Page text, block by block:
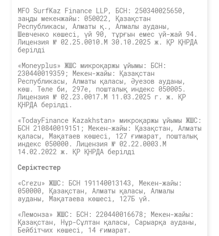
MFO SurfKaz Finance LLP, БСН: 250340025650,
заңды мекенжайы: 050022, Қазақстан
Республикасы, Алматы қ., Алмалы ауданы,
Шевченко көшесі, үй 90, тұрғын емес үй-жай 94.
Лицензия № 02.25.0010.M 30.10.2025 ж. ҚР ҚНРДА
берілді
«Moneyplus» ЖШС микроқаржы ұйымы: БСН:
230440019359; Мекен-жайы: Қазақстан
Республикасы, Алматы қаласы, Әуезов ауданы,
көш. Төле би, 297е, пошталық индекс 050005.
Лицензия № 02.23.0017.M 11.03.2025 г. ж. ҚР
ҚНРДА берілді.
«TodayFinance Kazakhstan» микроқаржы ұйымы ЖШС:
БСН 210840019151; Мекен-жайы: Қазақстан, Алматы
қаласы, Мақатаев көшесі, 127 ғимарат, пошталық
индекс 050000. Лицензия № 02.22.0003.М
14.02.2022 ж. ҚР ҚНРДА берілді
Серіктестер
«Crezu» ЖШС: БСН 191140013143, Мекен-жайы:
050000, Қазақстан, Алматы қаласы, Алмалы
ауданы, Мақатаева көшесі, 127Б үй.
«Лемонза» ЖШС: БСН: 220440016678; Мекен-жайы:
Қазақстан, Нұр-Сұлтан қаласы, Сарыарқа ауданы,
Бейбітчих көшесі, 14 ғимарат.